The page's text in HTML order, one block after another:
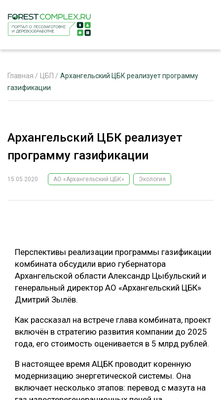
РЕКЛАМОДАТЕЛЯМ
ЛЕСНОЕ ХОЗЯЙСТВО
ЦИФРОВАЯ СРЕДА
ЛЕСОВОССТАНОВЛЕНИЕ И ЗАЩИТА
ЛОГИСТИКА
ПРОИЗВОДСТВО ДРЕВЕСНЫХ ПЛИТ
ЦБП
КОМПЛЕКСНАЯ ПЕРЕРАБОТКА
ЛЕСОПИЛЕНИЕ
РУБРИКИ
ТЕМАТИЧЕСКИЕ ПРОЕКТЫ
ПОДБОРКИ СТАТЕЙ
Главная / ЦБП / Архангельский ЦБК реализует программу
газификации
Архангельский ЦБК реализует
программу газификации
15.05.2020 АО «Архангельский ЦБК» Экология
Перспективы реализации программы газификации
комбината обсудили врио губернатора
Архангельской области Александр Цыбульский и
генеральный директор АО «Архангельский ЦБК»
Дмитрий Зылёв.
Как рассказал на встрече глава комбината, проект
включён в стратегию развития компании до 2025
года, его стоимость оценивается в 5 млрд рублей.
В настоящее время АЦБК проводит коренную
модернизацию энергетической системы. Она
включает несколько этапов: перевод с мазута на